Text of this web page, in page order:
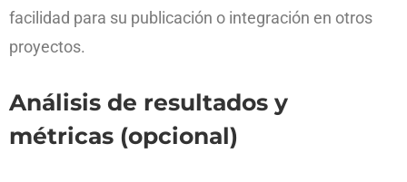
facilidad para su publicación o integración en otros
proyectos.
Análisis de resultados y
métricas (opcional)